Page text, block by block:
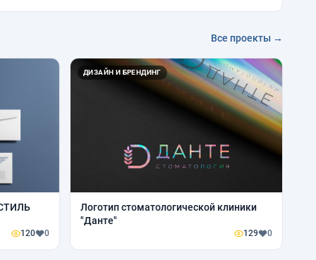
Все проекты →
120 0
ДИЗАЙН И БРЕНДИНГ
Логотип стоматологической клиники
"Данте"
129 0